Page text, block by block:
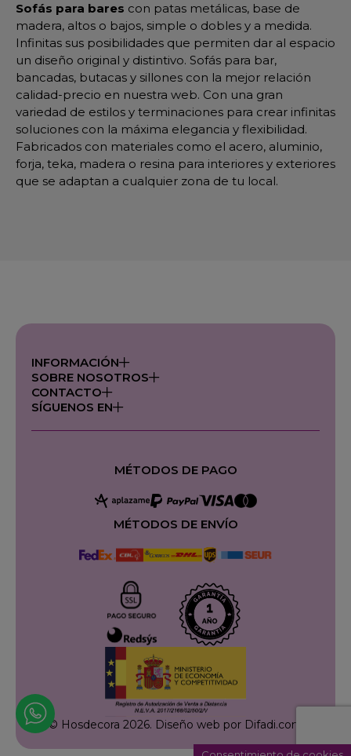
Sofás para bares con patas metálicas, base de
madera, altos o bajos, simple o dobles y a medida.
Infinitas sus posibilidades que permiten dar al espacio
un diseño original y distintivo. Sofás para bar,
bancadas, butacas y sillones con la mejor relación
calidad-precio en nuestra web. Con una gran
variedad de estilos y terminaciones para crear infinitas
soluciones con la máxima elegancia y flexibilidad.
Fabricados con materiales como el acero, aluminio,
forja, teka, madera o resina para interiores y exteriores
que se adaptan a cualquier zona de tu local.
INFORMACIÓN
SOBRE NOSOTROS
CONTACTO
SÍGUENOS EN
MÉTODOS DE PAGO
MÉTODOS DE ENVÍO
© Hosdecora 2026. Diseño web por Difadi.com